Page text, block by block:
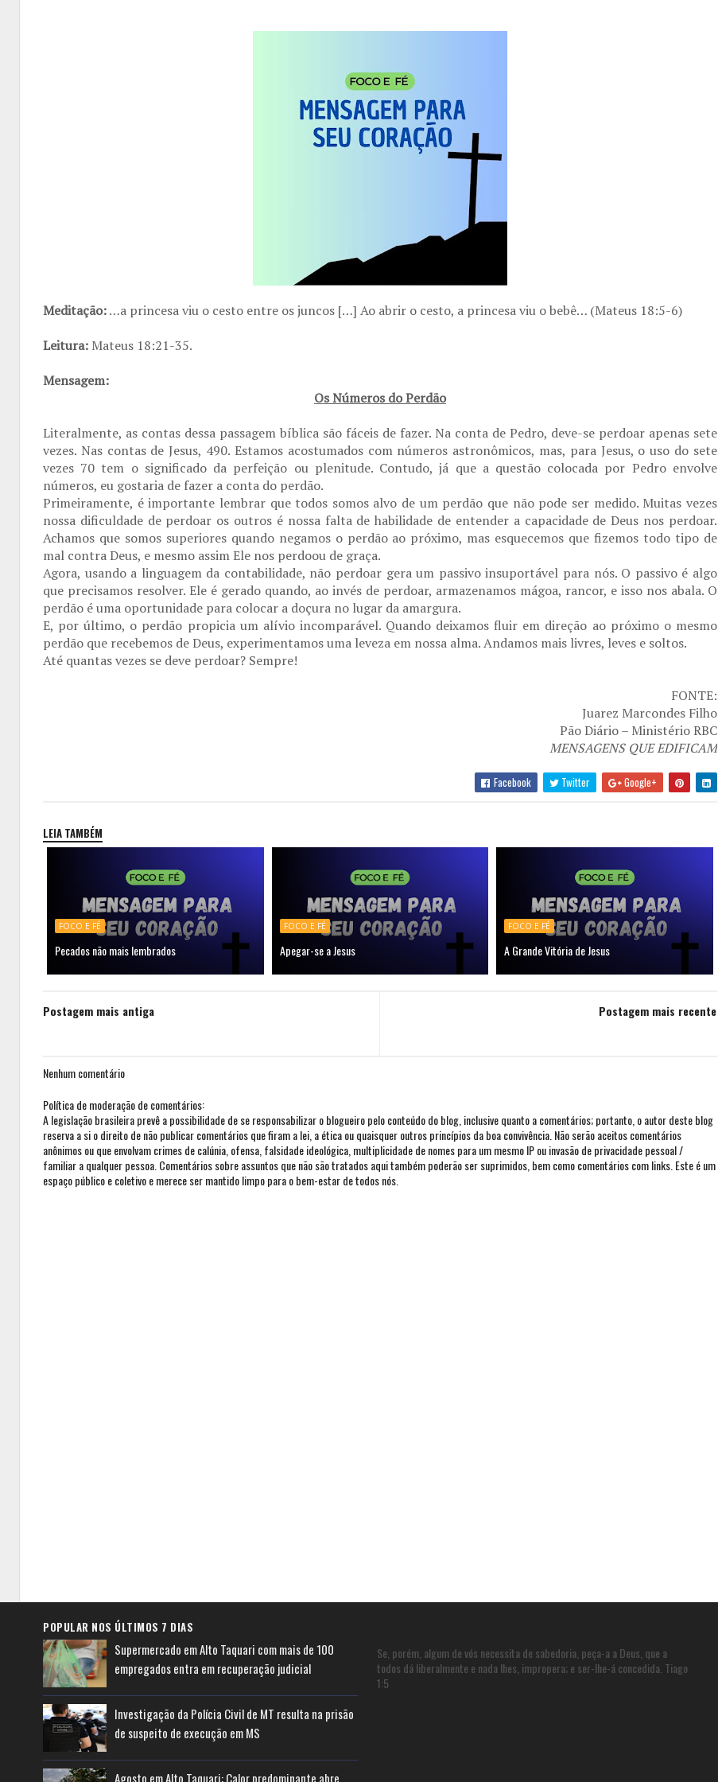
Meditação:…a princesa viu o cesto entre os juncos […] Ao abrir o cesto, a princesa viu o bebê… (Mateus 18:5-6)
Leitura: Mateus 18:21-35.
Mensagem:
Os Números do Perdão
Literalmente, as contas dessa passagem bíblica são fáceis de fazer. Na conta de Pedro, deve-se perdoar apenas sete
vezes. Nas contas de Jesus, 490. Estamos acostumados com números astronômicos, mas, para Jesus, o uso do sete
vezes 70 tem o significado da perfeição ou plenitude. Contudo, já que a questão colocada por Pedro envolve
números, eu gostaria de fazer a conta do perdão.
Primeiramente, é importante lembrar que todos somos alvo de um perdão que não pode ser medido. Muitas vezes
nossa dificuldade de perdoar os outros é nossa falta de habilidade de entender a capacidade de Deus nos perdoar.
Achamos que somos superiores quando negamos o perdão ao próximo, mas esquecemos que fizemos todo tipo de
mal contra Deus, e mesmo assim Ele nos perdoou de graça.
Agora, usando a linguagem da contabilidade, não perdoar gera um passivo insuportável para nós. O passivo é algo
que precisamos resolver. Ele é gerado quando, ao invés de perdoar, armazenamos mágoa, rancor, e isso nos abala. O
perdão é uma oportunidade para colocar a doçura no lugar da amargura.
E, por último, o perdão propicia um alívio incomparável. Quando deixamos fluir em direção ao próximo o mesmo
perdão que recebemos de Deus, experimentamos uma leveza em nossa alma. Andamos mais livres, leves e soltos.
Até quantas vezes se deve perdoar? Sempre!
FONTE:
Juarez Marcondes Filho
Pão Diário – Ministério RBC
MENSAGENS QUE EDIFICAM
Facebook Twitter Google+
LEIA TAMBÉM
FOCO E FÉ
Pecados não mais lembrados
FOCO E FÉ
Apegar-se a Jesus
FOCO E FÉ
A Grande Vitória de Jesus
Postagem mais recente
Postagem mais antiga
Nenhum comentário
Política de moderação de comentários:
A legislação brasileira prevê a possibilidade de se responsabilizar o blogueiro pelo conteúdo do blog, inclusive quanto a comentários; portanto, o autor deste blog
reserva a si o direito de não publicar comentários que firam a lei, a ética ou quaisquer outros princípios da boa convivência. Não serão aceitos comentários
anônimos ou que envolvam crimes de calúnia, ofensa, falsidade ideológica, multiplicidade de nomes para um mesmo IP ou invasão de privacidade pessoal /
familiar a qualquer pessoa. Comentários sobre assuntos que não são tratados aqui também poderão ser suprimidos, bem como comentários com links. Este é um
espaço público e coletivo e merece ser mantido limpo para o bem-estar de todos nós.
POPULAR NOS ÚLTIMOS 7 DIAS
Supermercado em Alto Taquari com mais de 100
empregados entra em recuperação judicial
Investigação da Polícia Civil de MT resulta na prisão
de suspeito de execução em MS
Agosto em Alto Taquari: Calor predominante abre
Se, porém, algum de vós necessita de sabedoria, peça-a a Deus, que a
todos dá liberalmente e nada lhes, impropera; e ser-lhe-á concedida. Tiago
1:5